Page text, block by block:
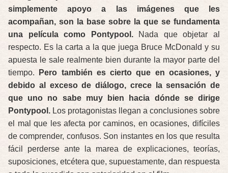
simplemente apoyo a las imágenes que les
acompañan, son la base sobre la que se fundamenta
una película como Pontypool.Nada que objetar al
respecto. Es la carta a la que juega Bruce McDonald y su
apuesta le sale realmente bien durante la mayor parte del
tiempo.
Pero también es cierto que en ocasiones, y
debido al exceso de diálogo, crece la sensación de
que uno no sabe muy bien hacia dónde se dirige
Pontypool. Los protagonistas llegan a conclusiones sobre
el mal que les afecta por caminos, en ocasiones, difíciles
de comprender, confusos. Son instantes en los que resulta
fácil perderse ante la marea de explicaciones, teorías,
suposiciones, etcétera que, supuestamente, dan respuesta